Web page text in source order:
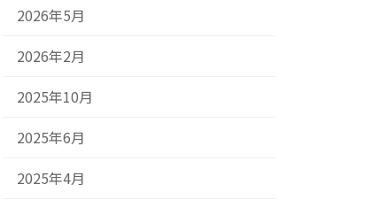
2026年5月
2026年2月
2025年10月
2025年6月
2025年4月